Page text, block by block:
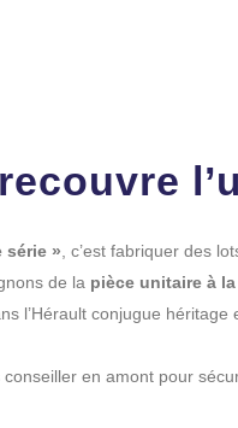
série » , c’est fabriquer des
de la pièce unitaire à
l’Hérault conjugue
conseiller en amont pour